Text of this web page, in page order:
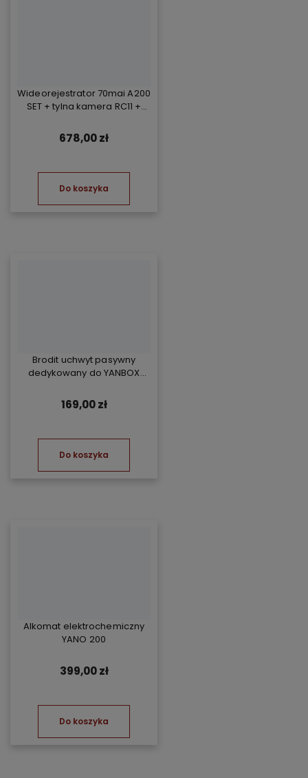
Wideorejestrator 70mai A200
SET + tylna kamera RC11 +
678,00 zł
Do koszyka
Brodit uchwyt pasywny
dedykowany do YANBOX
169,00 zł
Do koszyka
Alkomat elektrochemiczny
YANO 200
399,00 zł
Do koszyka